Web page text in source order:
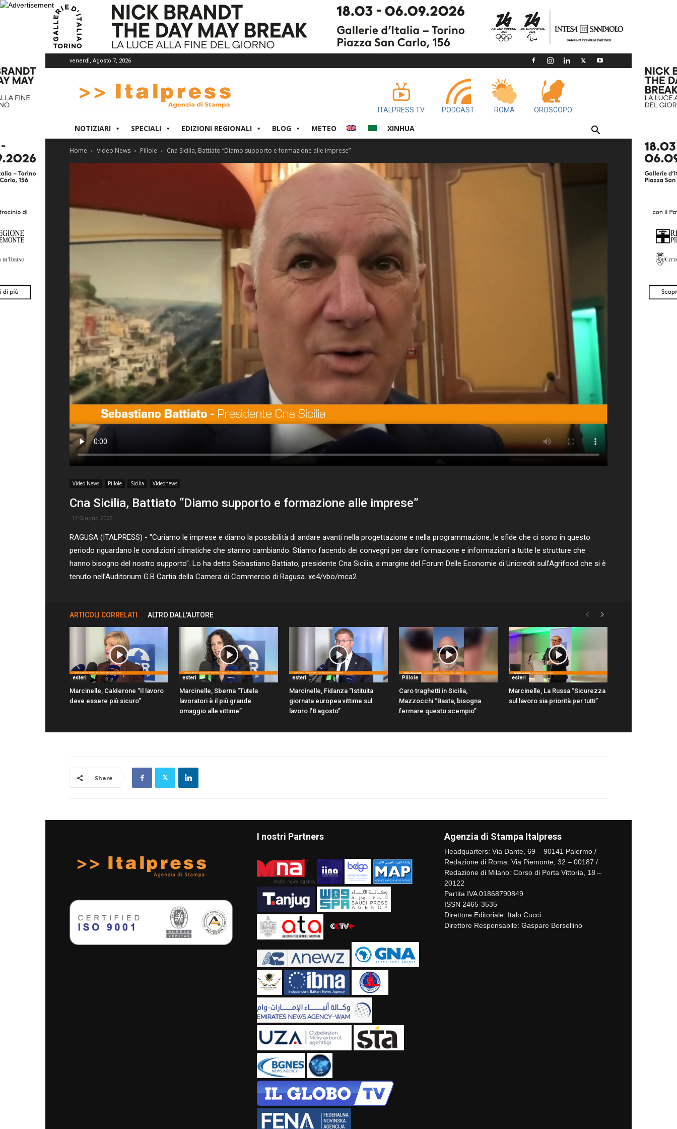
venerdì, Agosto 7, 2026
ITALPRESS TV PODCAST ROMA OROSCOPO
NOTIZIARI SPECIALI EDIZIONI REGIONALI BLOG METEO XINHUA
Home Video News Pillole Cna Sicilia, Battiato “Diamo supporto e formazione alle imprese”
Video News Pillole Sicilia Videonews
Cna Sicilia, Battiato “Diamo supporto e formazione alle imprese”
12 Giugno 2025
RAGUSA (ITALPRESS) - "Curiamo le imprese e diamo la possibilità di andare avanti nella progettazione e nella programmazione, le sfide che ci sono in questo
periodo riguardano le condizioni climatiche che stanno cambiando. Stiamo facendo dei convegni per dare formazione e informazioni a tutte le strutture che
hanno bisogno del nostro supporto". Lo ha detto Sebastiano Battiato, presidente Cna Sicilia, a margine del Forum Delle Economie di Unicredit sull’Agrifood che si è
tenuto nell’Auditorium G.B Cartia della Camera di Commercio di Ragusa. xe4/vbo/mca2
ARTICOLI CORRELATI ALTRO DALL'AUTORE
esteri
Marcinelle, Calderone “Il lavoro
deve essere più sicuro”
esteri
Marcinelle, Sberna “Tutela
lavoratori è il più grande
omaggio alle vittime”
esteri
Marcinelle, Fidanza “Istituita
giornata europea vittime sul
lavoro l’8 agosto”
Pillole
Caro traghetti in Sicilia,
Mazzocchi “Basta, bisogna
fermare questo scempio”
esteri
Marcinelle, La Russa “Sicurezza
sul lavoro sia priorità per tutti”
Share
I nostri Partners Agenzia di Stampa Italpress
Headquarters: Via Dante, 69 – 90141 Palermo /
Redazione di Roma: Via Piemonte, 32 – 00187 /
Redazione di Milano: Corso di Porta Vittoria, 18 –
20122
Partita IVA 01868790849
ISSN 2465-3535
Direttore Editoriale: Italo Cucci
Direttore Responsabile: Gaspare Borsellino